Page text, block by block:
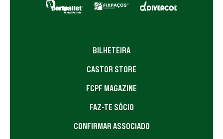
BILHETEIRA
CASTOR STORE
FCPF MAGAZINE
FAZ-TE SÓCIO
CONFIRMAR ASSOCIADO